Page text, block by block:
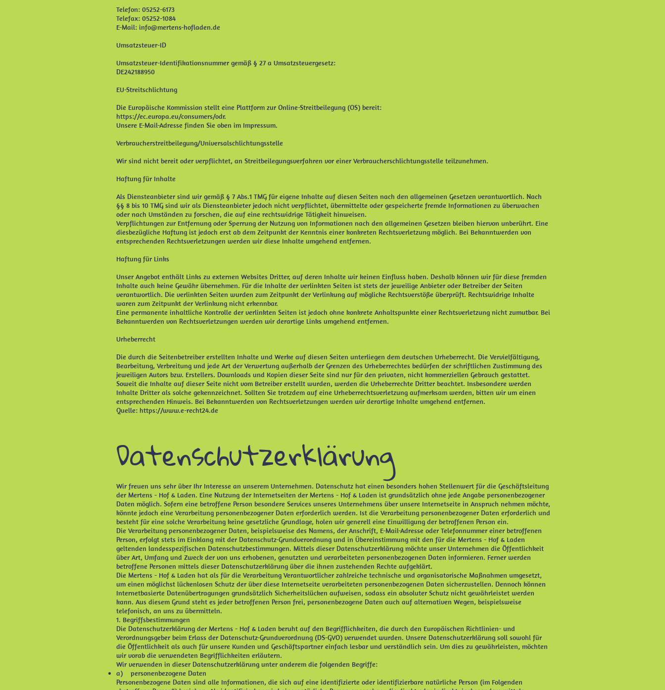
Telefon: 05252-6173
Telefax: 05252-1084
E-Mail: info@mertens-hofladen.de
Umsatzsteuer-ID
Umsatzsteuer-Identifikationsnummer gemäß § 27 a Umsatzsteuergesetz:
DE242188950
EU-Streitschlichtung
Die Europäische Kommission stellt eine Plattform zur Online-Streitbeilegung (OS) bereit:
https://ec.europa.eu/consumers/odr.
Unsere E-Mail-Adresse finden Sie oben im Impressum.
Verbraucherstreitbeilegung/Universalschlichtungsstelle
Wir sind nicht bereit oder verpflichtet, an Streitbeilegungsverfahren vor einer Verbraucherschlichtungsstelle teilzunehmen.
Haftung für Inhalte
Als Diensteanbieter sind wir gemäß § 7 Abs.1 TMG für eigene Inhalte auf diesen Seiten nach den allgemeinen Gesetzen verantwortlich. Nach
§§ 8 bis 10 TMG sind wir als Diensteanbieter jedoch nicht verpflichtet, übermittelte oder gespeicherte fremde Informationen zu überwachen
oder nach Umständen zu forschen, die auf eine rechtswidrige Tätigkeit hinweisen.
Verpflichtungen zur Entfernung oder Sperrung der Nutzung von Informationen nach den allgemeinen Gesetzen bleiben hiervon unberührt. Eine
diesbezügliche Haftung ist jedoch erst ab dem Zeitpunkt der Kenntnis einer konkreten Rechtsverletzung möglich. Bei Bekanntwerden von
entsprechenden Rechtsverletzungen werden wir diese Inhalte umgehend entfernen.
Haftung für Links
Unser Angebot enthält Links zu externen Websites Dritter, auf deren Inhalte wir keinen Einfluss haben. Deshalb können wir für diese fremden
Inhalte auch keine Gewähr übernehmen. Für die Inhalte der verlinkten Seiten ist stets der jeweilige Anbieter oder Betreiber der Seiten
verantwortlich. Die verlinkten Seiten wurden zum Zeitpunkt der Verlinkung auf mögliche Rechtsverstöße überprüft. Rechtswidrige Inhalte
waren zum Zeitpunkt der Verlinkung nicht erkennbar.
Eine permanente inhaltliche Kontrolle der verlinkten Seiten ist jedoch ohne konkrete Anhaltspunkte einer Rechtsverletzung nicht zumutbar. Bei
Bekanntwerden von Rechtsverletzungen werden wir derartige Links umgehend entfernen.
Urheberrecht
Die durch die Seitenbetreiber erstellten Inhalte und Werke auf diesen Seiten unterliegen dem deutschen Urheberrecht. Die Vervielfältigung,
Bearbeitung, Verbreitung und jede Art der Verwertung außerhalb der Grenzen des Urheberrechtes bedürfen der schriftlichen Zustimmung des
jeweiligen Autors bzw. Erstellers. Downloads und Kopien dieser Seite sind nur für den privaten, nicht kommerziellen Gebrauch gestattet.
Soweit die Inhalte auf dieser Seite nicht vom Betreiber erstellt wurden, werden die Urheberrechte Dritter beachtet. Insbesondere werden
Inhalte Dritter als solche gekennzeichnet. Sollten Sie trotzdem auf eine Urheberrechtsverletzung aufmerksam werden, bitten wir um einen
entsprechenden Hinweis. Bei Bekanntwerden von Rechtsverletzungen werden wir derartige Inhalte umgehend entfernen.
Quelle: https://www.e-recht24.de
Datenschutzerklärung
Wir freuen uns sehr über Ihr Interesse an unserem Unternehmen. Datenschutz hat einen besonders hohen Stellenwert für die Geschäftsleitung
der Mertens - Hof & Laden. Eine Nutzung der Internetseiten der Mertens - Hof & Laden ist grundsätzlich ohne jede Angabe personenbezogener
Daten möglich. Sofern eine betroffene Person besondere Services unseres Unternehmens über unsere Internetseite in Anspruch nehmen möchte,
könnte jedoch eine Verarbeitung personenbezogener Daten erforderlich werden. Ist die Verarbeitung personenbezogener Daten erforderlich und
besteht für eine solche Verarbeitung keine gesetzliche Grundlage, holen wir generell eine Einwilligung der betroffenen Person ein.
Die Verarbeitung personenbezogener Daten, beispielsweise des Namens, der Anschrift, E-Mail-Adresse oder Telefonnummer einer betroffenen
Person, erfolgt stets im Einklang mit der Datenschutz-Grundverordnung und in Übereinstimmung mit den für die Mertens - Hof & Laden
geltenden landesspezifischen Datenschutzbestimmungen. Mittels dieser Datenschutzerklärung möchte unser Unternehmen die Öffentlichkeit
über Art, Umfang und Zweck der von uns erhobenen, genutzten und verarbeiteten personenbezogenen Daten informieren. Ferner werden
betroffene Personen mittels dieser Datenschutzerklärung über die ihnen zustehenden Rechte aufgeklärt.
Die Mertens - Hof & Laden hat als für die Verarbeitung Verantwortlicher zahlreiche technische und organisatorische Maßnahmen umgesetzt,
um einen möglichst lückenlosen Schutz der über diese Internetseite verarbeiteten personenbezogenen Daten sicherzustellen. Dennoch können
Internetbasierte Datenübertragungen grundsätzlich Sicherheitslücken aufweisen, sodass ein absoluter Schutz nicht gewährleistet werden
kann. Aus diesem Grund steht es jeder betroffenen Person frei, personenbezogene Daten auch auf alternativen Wegen, beispielsweise
telefonisch, an uns zu übermitteln.
1. Begriffsbestimmungen
Die Datenschutzerklärung der Mertens - Hof & Laden beruht auf den Begrifflichkeiten, die durch den Europäischen Richtlinien- und
Verordnungsgeber beim Erlass der Datenschutz-Grundverordnung (DS-GVO) verwendet wurden. Unsere Datenschutzerklärung soll sowohl für
die Öffentlichkeit als auch für unsere Kunden und Geschäftspartner einfach lesbar und verständlich sein. Um dies zu gewährleisten, möchten
wir vorab die verwendeten Begrifflichkeiten erläutern.
Wir verwenden in dieser Datenschutzerklärung unter anderem die folgenden Begriffe:
a) personenbezogene Daten
Personenbezogene Daten sind alle Informationen, die sich auf eine identifizierte oder identifizierbare natürliche Person (im Folgenden